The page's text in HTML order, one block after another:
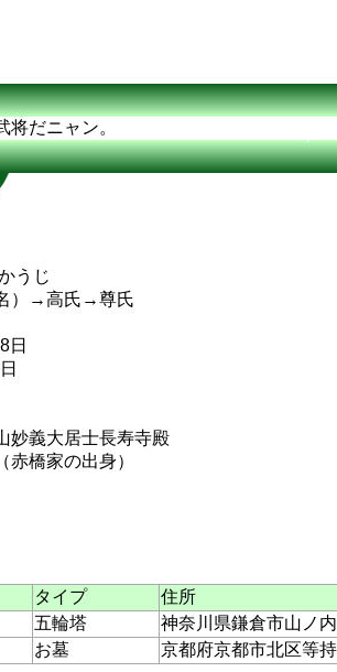
将だニャン。
うじ
）→高氏→尊氏
日
妙義大居士長寿寺殿
赤橋家の出身）
タイプ
住所
五輪塔
神奈川県鎌倉市山ノ
お墓 京都府京都市北区等